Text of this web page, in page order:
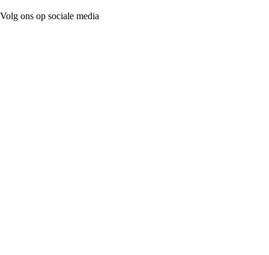
Volg ons op sociale media